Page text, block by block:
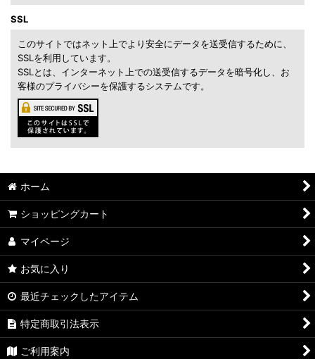
SSL
このサイトではネット上でより安全にデータを送受信するために、
SSLを利用しています。
SSLとは、インターネット上での送受信するデータを暗号化し、お
客様のプライバシーを保護するシステムです。
ホーム
ショッピングカート
マイページ
お気に入り
最近チェックしたアイテム
特定商取引法表示
ご利用案内